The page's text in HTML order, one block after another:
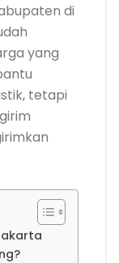
di
yang
tetapi